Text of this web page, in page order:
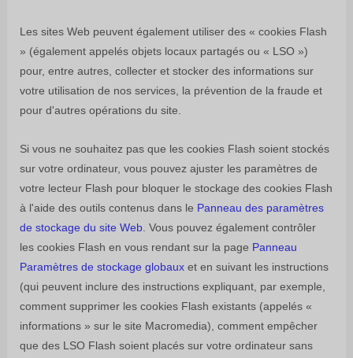
Les sites Web peuvent également utiliser des « cookies Flash
» (également appelés objets locaux partagés ou « LSO »)
pour, entre autres, collecter et stocker des informations sur
votre utilisation de nos services, la prévention de la fraude et
pour d'autres opérations du site.
Si vous ne souhaitez pas que les cookies Flash soient stockés
sur votre ordinateur, vous pouvez ajuster les paramètres de
votre lecteur Flash pour bloquer le stockage des cookies Flash
à l'aide des outils contenus dans le Panneau des paramètres
de stockage du site Web . Vous pouvez également contrôler
les cookies Flash en vous rendant sur la page Panneau
Paramètres de stockage globaux eten suivant les instructions
(qui peuvent inclure des instructions expliquant, par exemple,
comment supprimer les cookies Flash existants (appelés «
informations » sur le site Macromedia), comment empêcher
que des LSO Flash soient placés sur votre ordinateur sans